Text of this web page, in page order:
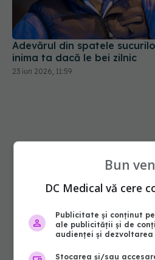
Adevărul din spatele
inima ta dacă le bei zilnic
23 iun 2026, 11:59
Bun
DC Medical vă cere
Publicitate și conținut
ale publicității și de
audienței și
Stocarea și/sau